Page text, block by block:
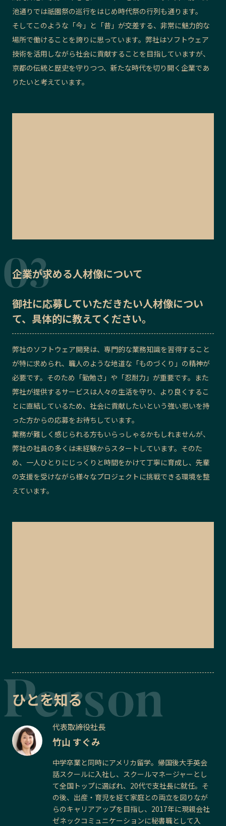
池通りでは祇園祭の巡行をはじめ時代祭の行列も通ります。
そしてこのような「今」と「昔」が交差する、非常に魅力的な
場所で働けることを誇りに思っています。弊社はソフトウェア
技術を活用しながら社会に貢献することを目指していますが、
京都の伝統と歴史を守りつつ、新たな時代を切り開く企業であ
りたいと考えています。
企業が求める人材像について
御社に応募していただきたい人材像につい
て、具体的に教えてください。
弊社のソフトウェア開発は、専門的な業務知識を習得すること
が特に求められ、職人のような地道な「ものづくり」の精神が
必要です。そのため「勤勉さ」や「忍耐力」が重要です。また
弊社が提供するサービスは人々の生活を守り、より良くするこ
とに直結しているため、社会に貢献したいという強い思いを持
った方からの応募をお待ちしています。
業務が難しく感じられる方もいらっしゃるかもしれませんが、
弊社の社員の多くは未経験からスタートしています。そのた
め、一人ひとりにじっくりと時間をかけて丁寧に育成し、先輩
の支援を受けながら様々なプロジェクトに挑戦できる環境を整
えています。
ひとを知る
代表取締役社長
竹山 すぐみ
中学卒業と同時にアメリカ留学。帰国後大手英会
話スクールに入社し、スクールマネージャーとし
て全国トップに選ばれ、20代で支社長に就任。そ
の後、出産・育児を経て家庭との両立を図りなが
らのキャリアアップを目指し、2017年に現親会社
ゼネックコミュニケーションに秘書職として入